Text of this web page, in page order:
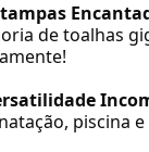
de toalhas
piscina